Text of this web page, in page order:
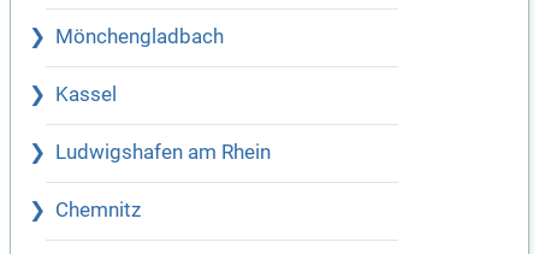
Mönchengladbach
Kassel
Ludwigshafen am Rhein
Chemnitz